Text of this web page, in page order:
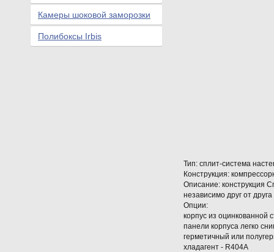
Тип: сплит-система
Конструкция:
Описание: конструкция
независимо друг от
Опции:
корпус из оцинкованной
панели корпуса легко
герметичный или
хладагент - R404A
Камеры шоковой заморозки
Полибоксы Irbis